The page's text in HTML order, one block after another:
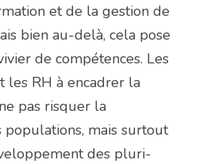
et de la gestion de
bien au-delà, cela pose
de compétences. Les
les RH à encadrer la
pas risquer la
populations, mais surtout
des pluri-